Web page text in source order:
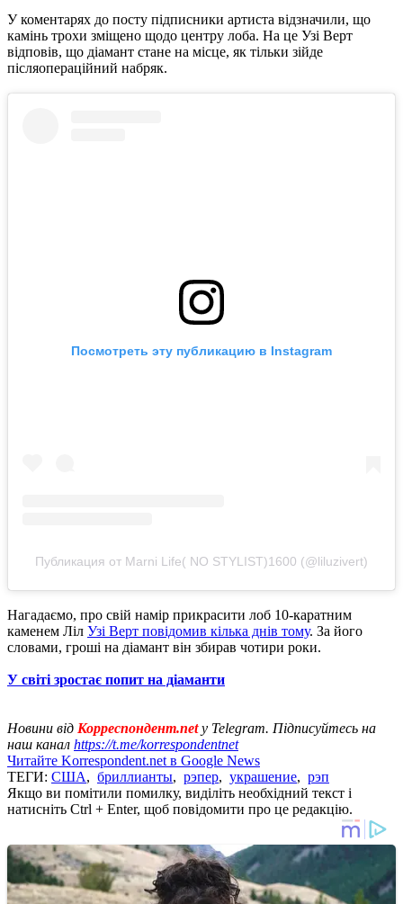
У коментарях до посту підписники артиста відзначили, що
камінь трохи зміщено щодо центру лоба. На це Узі Верт
відповів, що діамант стане на місце, як тільки зійде
післяопераційний набряк.
Посмотреть эту публикацию в Instagram
Публикация от Marni Life( NO STYLIST)1600 (@liluzivert)
Нагадаємо, про свій намір прикрасити лоб 10-каратним
каменем Ліл Узі Верт повідомив кілька днів тому. За його
словами, гроші на діамант він збирав чотири роки.
У світі зростає попит на діаманти
Новини від Корреспондент.netу Telegram. Підписуйтесь на
наш канал https://t.me/korrespondentnet
Читайте Korrespondent.net в Google News
ТЕГИ: США, бриллианты, рэпер, украшение, рэп
Якщо ви помітили помилку, виділіть необхідний текст і
натисніть Ctrl + Enter, щоб повідомити про це редакцію.